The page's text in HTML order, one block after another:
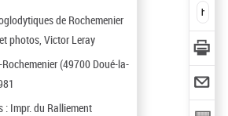
de Rochemenier
photos, Victor Leray
(49700 Doué-la-
: Impr. du Ralliement